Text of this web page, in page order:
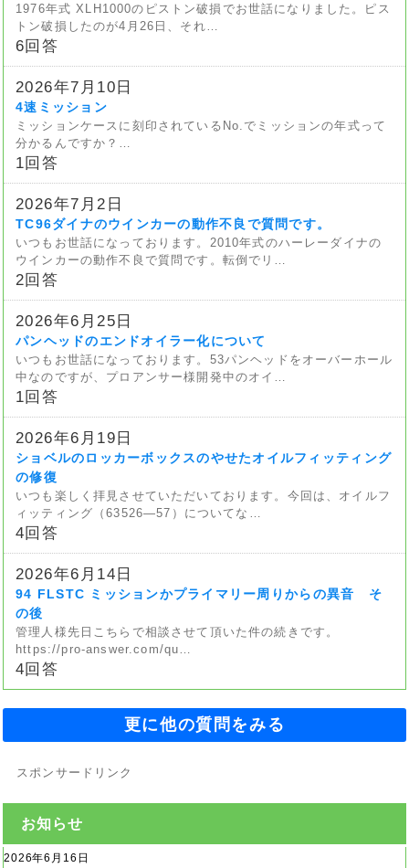
1976年式 XLH1000のピストン破損でお世話になりました。ピス
トン破損したのが4月26日、それ…
6回答
2026年7月10日
4速ミッション
ミッションケースに刻印されているNo.でミッションの年式って
分かるんですか？…
1回答
2026年7月2日
TC96ダイナのウインカーの動作不良で質問です。
いつもお世話になっております。2010年式のハーレーダイナの
ウインカーの動作不良で質問です。転倒でリ…
2回答
2026年6月25日
パンヘッドのエンドオイラー化について
いつもお世話になっております。53パンヘッドをオーバーホール
中なのですが、プロアンサー様開発中のオイ…
1回答
2026年6月19日
ショベルのロッカーボックスのやせたオイルフィッティング
の修復
いつも楽しく拝見させていただいております。今回は、オイルフ
ィッティング（63526—57）についてな…
4回答
2026年6月14日
94 FLSTC ミッションかプライマリー周りからの異音 そ
の後
管理人様先日こちらで相談させて頂いた件の続きです。
https://pro-answer.com/qu…
4回答
更に他の質問をみる
スポンサードリンク
お知らせ
2026年6月16日